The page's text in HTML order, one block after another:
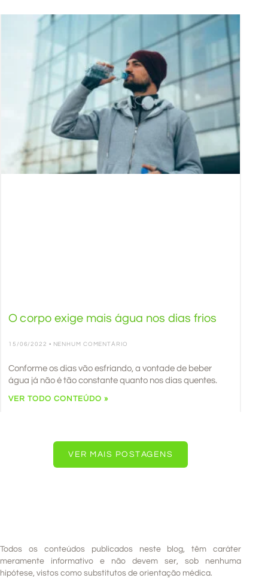
O corpo exige mais água nos dias frios
15/06/2022 NENHUM COMENTÁRIO
Conforme os dias vão esfriando, a vontade de beber
água já não é tão constante quanto nos dias quentes.
VER TODO CONTEÚDO »
VER MAIS POSTAGENS
Todos os conteúdos publicados neste blog, têm caráter
meramente informativo e não devem ser, sob nenhuma
hipótese, vistos como substitutos de orientação médica.